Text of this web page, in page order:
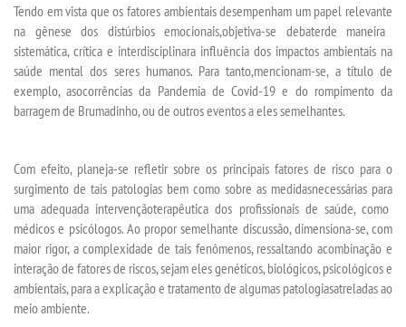
MATRÍCULA
EDITAL
PUBLICAÇÕES
DESTAQUES
UNIESP NEWS
BLOG CONEXÃO UNIESP
LOGIN
Tendo em vista que os fatores ambientais desempenham um papel relevante
na gênese dos distúrbiosemocionais,objetiva-se debaterde maneira
sistemática, crítica e interdisciplinara influência dos impactos ambientais na
saúde mentaldos seres humanos. Para tanto,mencionam-se, a título de
exemplo, asocorrências da Pandemia de Covid-19 e do rompimento da
barragem de Brumadinho,ou de outros eventosa elessemelhantes.
Com efeito, planeja-se refletir sobre os principais fatores de riscopara o
surgimento de tais patologias bem como sobre as medidasnecessárias para
uma adequada intervençãoterapêuticados profissionais de saúde, como
médicos e psicólogos. Ao propor semelhante discussão, dimensiona-se, com
maior rigor,a complexidade de tais fenômenos, ressaltando acombinação e
interação de fatores de riscos, sejam eles genéticos, biológicos, psicológicos e
ambientais, para a explicação e tratamento de algumas patologiasatreladasao
meio ambiente.